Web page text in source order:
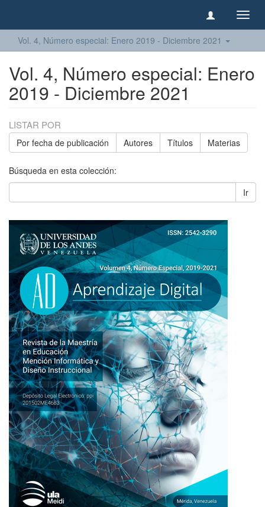
Vol. 4, Número especial: Enero 2019 - Diciembre 2021
Vol. 4, Número especial: Enero
2019 - Diciembre 2021
LISTAR POR
Por fecha de publicación Autores Títulos Materias
Búsqueda en esta colección:
Ir